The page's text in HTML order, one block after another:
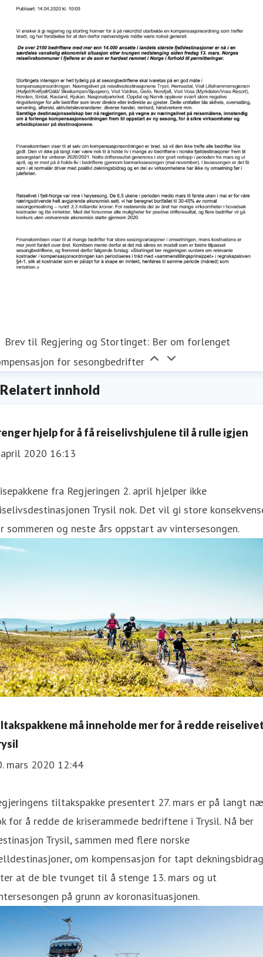
Brev til Regjering og Stortinget: Ber om forlenget
for sesongbedrifter
Relatert innhold
hjelp for å få reiselivshjulene til å rulle igjen
2020 16:13
fra Regjeringen 2. april hjelper ikke
Trysil nok. Det vil gi store
sommeren og neste års oppstart av vintersesongen.
må inneholde mer for å redde
mars 2020 12:44
tiltakspakke presentert 27. mars er på langt
for å redde de kriserammede bedriftene i Trysil. Nå ber
Trysil, sammen med flere norske
om kompensasjon for tapt dekningsbidrag
at de ble tvunget til å stenge 13. mars og ut
på grunn av koronasituasjonen.